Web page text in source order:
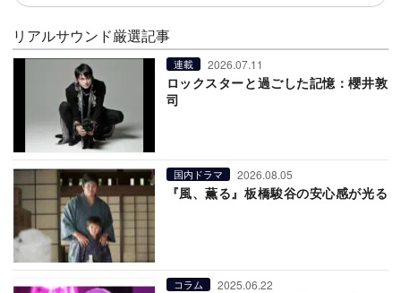
リアルサウンド厳選記事
連載 2026.07.11
ロックスターと過ごした記憶：櫻井敦
司
国内ドラマ 2026.08.05
『風、薫る』板橋駿谷の安心感が光る
コラム 2025.06.22